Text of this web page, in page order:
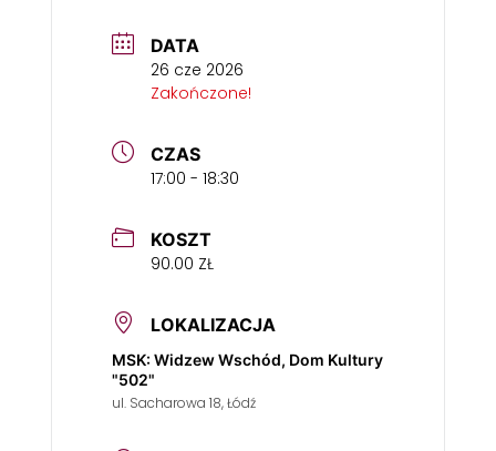
DATA
26 cze 2026
Zakończone!
CZAS
17:00 - 18:30
KOSZT
90.00 ZŁ
LOKALIZACJA
MSK: Widzew Wschód, Dom Kultury
"502"
ul. Sacharowa 18, Łódź